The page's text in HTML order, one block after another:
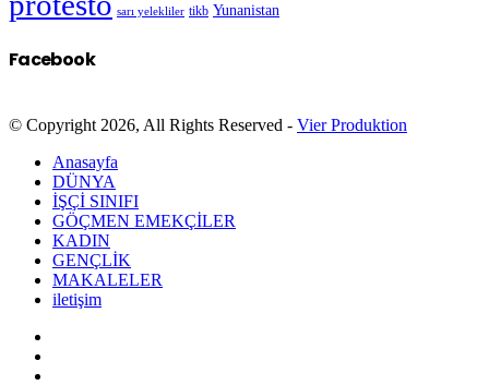
sarı yelekliler tikb Yunanistan
Facebook
© Copyright 2026, All Rights Reserved - Vier Produktion
Anasayfa
DÜNYA
İŞÇİ SINIFI
GÖÇMEN EMEKÇİLER
KADIN
GENÇLİK
MAKALELER
iletişim